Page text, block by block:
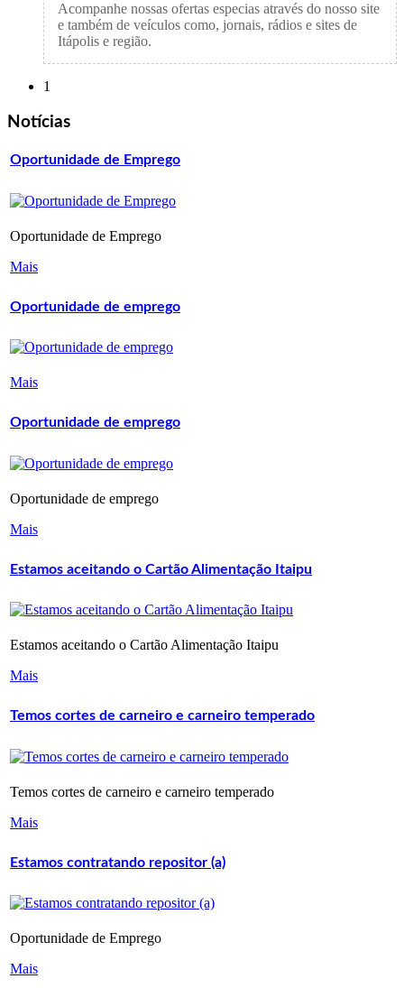
Acompanhe nossas ofertas especias através do nosso site
e também de veículos como, jornais, rádios e sites de
Itápolis e região.
1
Notícias
Oportunidade de Emprego
Oportunidade de Emprego
Mais
Oportunidade de emprego
Mais
Oportunidade de emprego
Oportunidade de emprego
Mais
Estamos aceitando o Cartão Alimentação Itaipu
Estamos aceitando o Cartão Alimentação Itaipu
Mais
Temos cortes de carneiro e carneiro temperado
Temos cortes de carneiro e carneiro temperado
Mais
Estamos contratando repositor (a)
Oportunidade de Emprego
Mais